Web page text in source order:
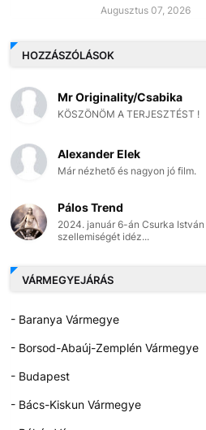
Augusztus 07, 2026
HOZZÁSZÓLÁSOK
Mr Originality/Csabika
KÖSZÖNÖM A TERJESZTÉST !
Alexander Elek
Már nézhető és nagyon jó film.
Pálos Trend
2024. január 6-án Csurka István
szellemiségét idéz...
VÁRMEGYEJÁRÁS
- Baranya Vármegye
- Borsod-Abaúj-Zemplén Vármegye
- Budapest
- Bács-Kiskun Vármegye